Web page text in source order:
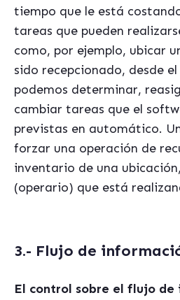
tiempo que le está
tareas que pueden
como, por ejemplo, ubicar
sido recepcionado, desde
podemos determinar,
cambiar tareas que el
previstas en automático.
forzar una operación de
inventario de una
(operario) que está
3.- Flujo de
El control sobre el flujo de